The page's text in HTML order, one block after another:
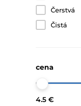
Čerstvá
Čistá
cena
4.5 €